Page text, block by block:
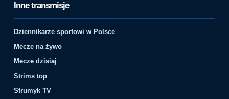
Inne transmisje
Dziennikarze sportowi w Polsce
Mecze na żywo
Mecze dzisiaj
Strims top
Strumyk TV